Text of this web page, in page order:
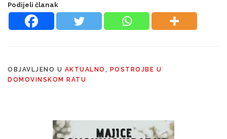
Podijeli članak
OBJAVLJENO U AKTUALNO ,
POSTROJBE U
DOMOVINSKOM RATU